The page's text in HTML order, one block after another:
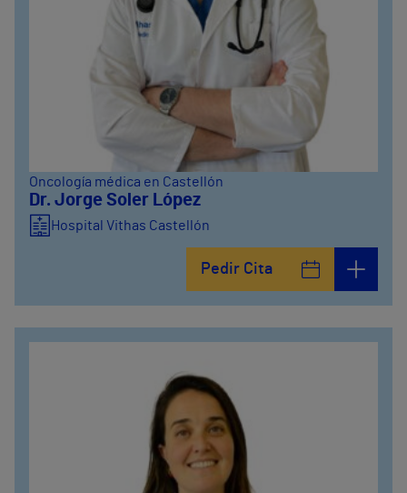
Oncología médica en Castellón
Dr. Jorge Soler López
Hospital Vithas Castellón
Pedir Cita